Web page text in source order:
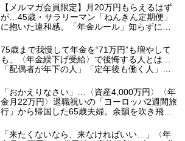
【メルマガ会員限定】月20万円もらえるはず
が…45歳・サラリーマン「ねんきん定期便」
に抱いた違和感。「年金ルール」知らずにそ
額に唖然「何かの間違いでは？」
75歳まで我慢して年金を“71万円”も増やして
も、〈年金繰下げ受給〉で後悔する人とは…
「配偶者が年下の人」「定年後も働く人」
説】
「おかえりなさい」…〈資産4,000万円〉〈年
金月22万円〉退職祝いの「ヨーロッパ2週間旅
行」から帰国した65歳夫婦。余韻を吹き飛ば
「来たくないなら、来なければいい…」〈年